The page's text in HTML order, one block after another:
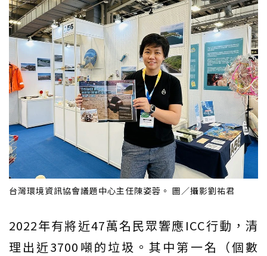
台灣環境資訊協會議題中心主任陳姿蓉。 圖／攝影劉祐君
2022年有將近47萬名民眾響應ICC行動，清
理出近3700噸的垃圾。其中第一名（個數